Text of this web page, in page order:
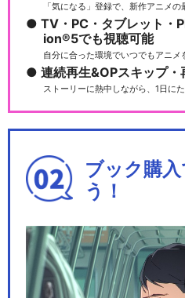
「気になる」登録で、新作アニメ
TV・PC・タブレット
ion®5でも視聴可能
自分に合った環境でいつでもアニメ
連続再生&OPスキップ・
ストーリーに熱中しながら、1日に
ブック購
う！